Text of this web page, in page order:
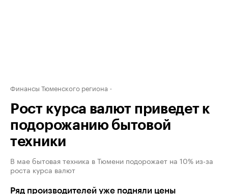
Финансы Тюменского региона
Рост курса валют приведет к
подорожанию бытовой
техники
В мае бытовая техника в Тюмени подорожает на 10% из-за
роста курса валют
Ряд производителей уже подняли цены